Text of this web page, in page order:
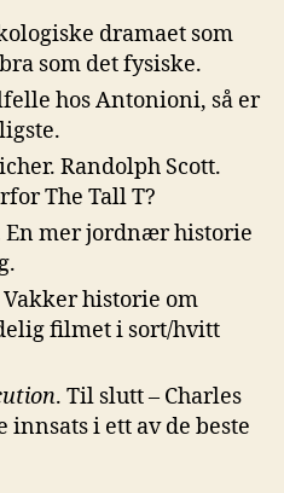
dramaet som
som det fysiske.
hos Antonioni, så er
Randolph Scott.
The Tall T?
En mer jordnær historie
Vakker historie om
filmet i sort/hvitt
. Til slutt – Charles
i ett av de beste